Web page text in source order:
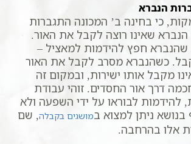
הנברא
כי בחינה ב’ המכונה התגברות
שאינו רוצה לקבל את האור.
שהנברא חפץ להידמות למאציל –
כשהנברא מסרב לקבל את האור
מקבל אותו ישירות, ובמקום זה
דרך אור החסדים. זוהי עבודת
להידמות לבוראו על ידי השפעה ולא
בנושא ניתן למצוא במושגים בקבלה, שם
אלו בהרחבה.